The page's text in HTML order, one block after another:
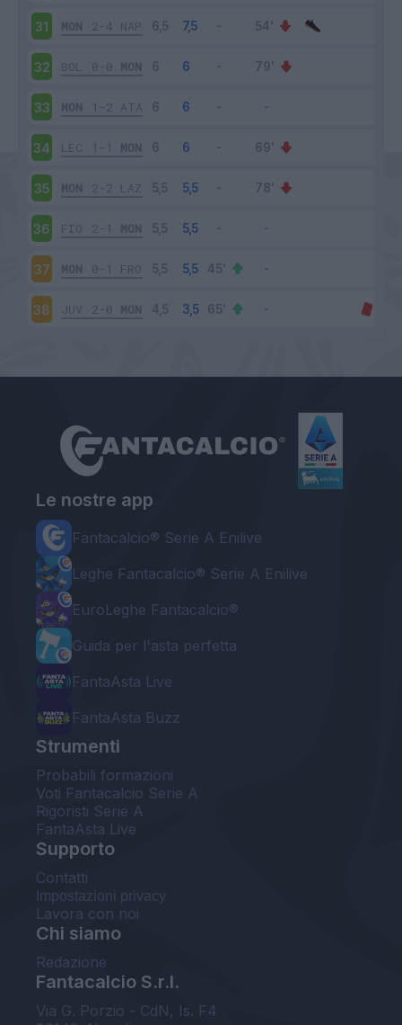
31 MON 2-4 NAP
32 BOL 0-0 MON
33 MON 1-2 ATA
34 LEC 1-1 MON
35 MON 2-2 LAZ
36 FIO 2-1 MON
37 MON 0-1 FRO
38 JUV 2-0 MON
Le nostre app
Fantacalcio® Serie A Enilive
Leghe Fantacalcio® Serie A Enilive
EuroLeghe Fantacalcio®
Guida per l'asta perfetta
FantaAsta Live
FantaAsta Buzz
Strumenti
Probabili formazioni
Voti Fantacalcio Serie A
Rigoristi Serie A
FantaAsta Live
Supporto
Contatti
Impostazioni privacy
Lavora con noi
Chi siamo
Redazione
Fantacalcio S.r.l.
Via G. Porzio - CdN, Is. F4